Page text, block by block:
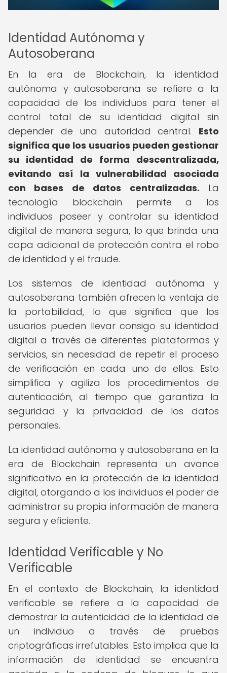
Identidad Autónoma y
Autosoberana
En la era de Blockchain, la identidad
autónoma y autosoberana se refiere a la
capacidad de los individuos para tener el
control total de su identidad digital sin
depender de una autoridad central. Esto
significa que los usuarios pueden gestionar
su identidad de forma descentralizada,
evitando así la vulnerabilidad asociada
con bases de datos centralizadas. La
tecnología blockchain permite a los
individuos poseer y controlar su identidad
digital de manera segura, lo que brinda una
capa adicional de protección contra el robo
de identidad y el fraude.
Los sistemas de identidad autónoma y
autosoberana también ofrecen la ventaja de
la portabilidad, lo que significa que los
usuarios pueden llevar consigo su identidad
digital a través de diferentes plataformas y
servicios, sin necesidad de repetir el proceso
de verificación en cada uno de ellos. Esto
simplifica y agiliza los procedimientos de
autenticación, al tiempo que garantiza la
seguridad y la privacidad de los datos
personales.
La identidad autónoma y autosoberana en la
era de Blockchain representa un avance
significativo en la protección de la identidad
digital, otorgando a los individuos el poder de
administrar su propia información de manera
segura y eficiente.
Identidad Verificable y No
Verificable
En el contexto de Blockchain, la identidad
verificable se refiere a la capacidad de
demostrar la autenticidad de la identidad de
un individuo a través de pruebas
criptográficas irrefutables. Esto implica que la
información de identidad se encuentra